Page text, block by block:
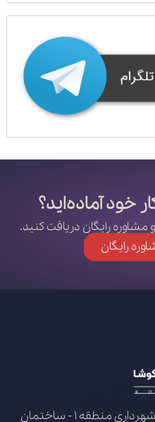
خود آماده‌اید؟
رایگان دریافت کنید.
رایگان
گیلان - رشت - معلم - بعد از شهرداری منطقه 1 - ساختمان